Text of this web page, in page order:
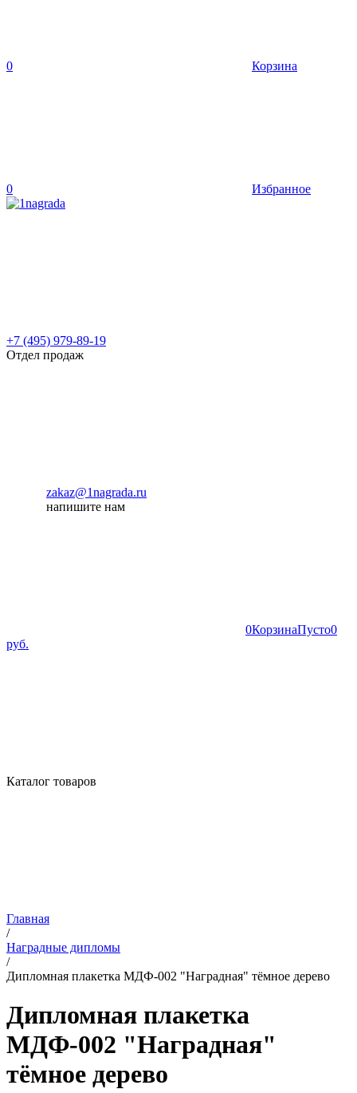
0 Корзина
0 Избранное
+7 (495) 979-89-19
Отдел продаж
zakaz@1nagrada.ru
напишите нам
0КорзинаПусто0
руб.
Каталог товаров
Главная
/
Наградные дипломы
/
Дипломная плакетка МДФ-002 "Наградная" тёмное дерево
Дипломная плакетка
МДФ-002 "Наградная"
тёмное дерево